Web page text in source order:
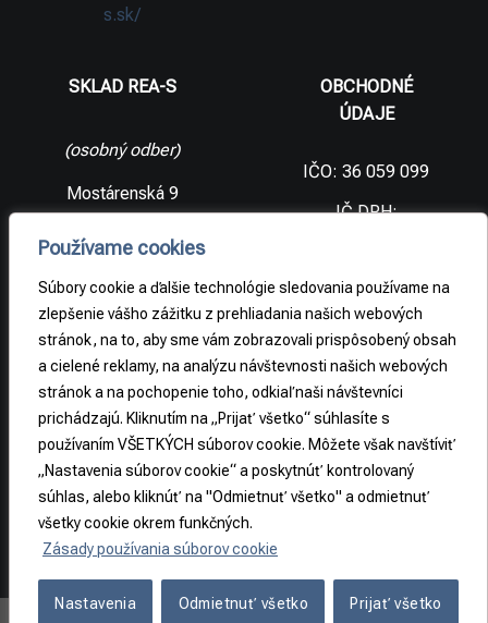
Používame cookies
Súbory cookie a ďalšie technológie sledovania používame na
zlepšenie vášho zážitku z prehliadania našich webových
stránok, na to, aby sme vám zobrazovali prispôsobený obsah
a cielené reklamy, na analýzu návštevnosti našich webových
stránok a na pochopenie toho, odkiaľ naši návštevníci
prichádzajú. Kliknutím na „Prijať všetko“ súhlasíte s
používaním VŠETKÝCH súborov cookie. Môžete však navštíviť
„Nastavenia súborov cookie“ a poskytnúť kontrolovaný
súhlas, alebo kliknúť na "Odmietnuť všetko" a odmietnuť
všetky cookie okrem funkčných.
Zásady používania súborov cookie
Nastavenia Odmietnuť všetko Prijať všetko
s.sk/
SKLAD REA-S
(osobný odber)
Mostárenská 9
republika
OBCHODNÉ
ÚDAJE
IČO: 36 059 099
IČ DPH:
2021733065
PRÁVNE
INFORMÁCIE
Obchodné
podmienky
Odstúpenie od
zmluvy